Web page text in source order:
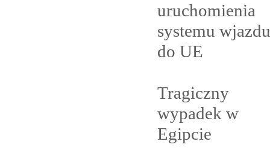
uruchomienia
systemu wjazdu
do UE
Tragiczny
wypadek w
Egipcie